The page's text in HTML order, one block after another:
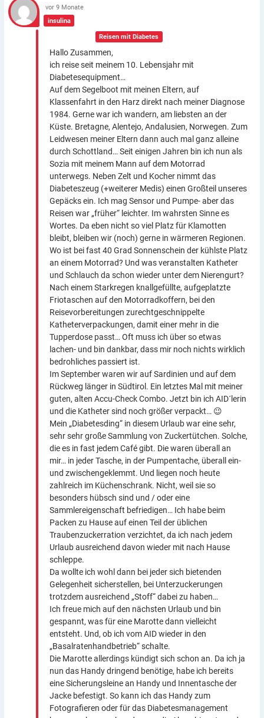
insulina
Reisen mit Diabetes
vor 9 Monate
Hallo Zusammen,
ich reise seit meinem 10. Lebensjahr mit
Diabetesequipment…
Auf dem Segelboot mit meinen Eltern, auf
Klassenfahrt in den Harz direkt nach meiner Diagnose
1984. Gerne war ich wandern, am liebsten an der
Küste. Bretagne, Alentejo, Andalusien, Norwegen. Zum
Leidwesen meiner Eltern dann auch mal ganz alleine
durch Schottland… Seit einigen Jahren bin ich nun als
Sozia mit meinem Mann auf dem Motorrad
unterwegs. Neben Zelt und Kocher nimmt das
Diabeteszeug (+weiterer Medis) einen Großteil unseres
Gepäcks ein. Ich mag Sensor und Pumpe- aber das
Reisen war „früher“ leichter. Im wahrsten Sinne es
Wortes. Da eben nicht so viel Platz für Klamotten
bleibt, bleiben wir (noch) gerne in wärmeren Regionen.
Wo ist bei fast 40 Grad Sonnenschein der kühlste Platz
an einem Motorrad? Und was veranstalten Katheter
und Schlauch da schon wieder unter dem Nierengurt?
Nach einem Starkregen knallgefüllte, aufgeplatzte
Friotaschen auf den Motorradkoffern, bei den
Reisevorbereitungen zurechtgeschnippelte
Katheterverpackungen, damit einer mehr in die
Tupperdose passt… Oft muss ich über so etwas
lachen- und bin dankbar, dass mir noch nichts wirklich
bedrohliches passiert ist.
Im September waren wir auf Sardinien und auf dem
Rückweg länger in Südtirol. Ein letztes Mal mit meiner
guten, alten Accu-Check Combo. Jetzt bin ich AID´lerin
und die Katheter sind noch größer verpackt… 😉
Mein „Diabetesding“ in diesem Urlaub war eine sehr,
sehr sehr große Sammlung von Zuckertütchen. Solche,
die es in fast jedem Café gibt. Die waren überall an
mir… in jeder Tasche, in der Pumpentache, überall ein-
und zwischengeklemmt. Und liegen noch heute
zahlreich im Küchenschrank. Nicht, weil sie so
besonders hübsch sind und / oder eine
Sammlereigenschaft befriedigen… Ich habe beim
Packen zu Hause auf einen Teil der üblichen
Traubenzuckerration verzichtet, da ich nach jedem
Urlaub ausreichend davon wieder mit nach Hause
schleppe.
Da wollte ich wohl dann bei jeder sich bietenden
Gelegenheit sicherstellen, bei Unterzuckerungen
trotzdem ausreichend „Stoff“ dabei zu haben…
Ich freue mich auf den nächsten Urlaub und bin
gespannt, was für eine Marotte dann vielleicht
entsteht. Und, ob ich vom AID wieder in den
„Basalratenhandbetrieb“ schalte.
Die Marotte allerdings kündigt sich schon an. Da ich ja
nun das Handy dringend benötige, habe ich bereits
eine Sicherungsleine an Handy und Innentasche der
Jacke befestigt. So kann ich das Handy zum
Fotografieren oder für das Diabetesmanagement